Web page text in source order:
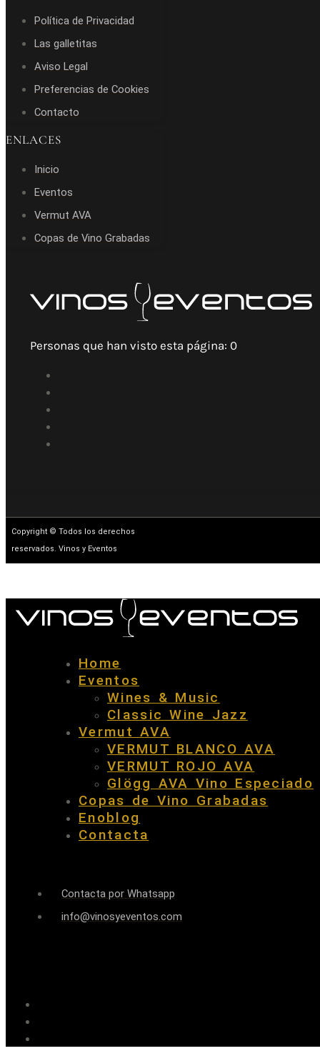
Política de Privacidad
Las galletitas
Aviso Legal
Preferencias de Cookies
Contacto
ENLACES
Inicio
Eventos
Vermut AVA
Copas de Vino Grabadas
Personas que han visto esta página: 0
Copyright © Todos los derechos
reservados. Vinos y Eventos
Home
Eventos
Wines & Music
Classic Wine Jazz
Vermut AVA
VERMUT BLANCO AVA
VERMUT ROJO AVA
Glögg AVA Vino Especiado
Copas de Vino Grabadas
Enoblog
Contacta
Contacta por Whatsapp
info@vinosyeventos.com